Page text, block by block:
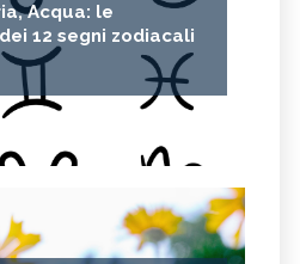
Acqua: le
12 segni zodiacali